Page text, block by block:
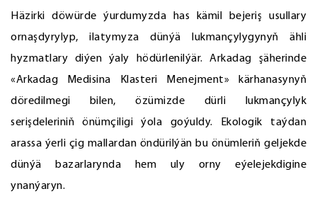
Häzirki döwürde ýurdumyzda has kämil bejeriş usullary
ornaşdyrylyp, ilatymyza dünýä lukmançylygynyň ähli
hyzmatlary diýen ýaly hödürlenilýär. Arkadag şäherinde
«Arkadag Medisina Klasteri Menejment» kärhanasynyň
döredilmegi bilen, özümizde dürli lukmançylyk
serişdeleriniň önümçiligi ýola goýuldy. Ekologik taýdan
arassa ýerli çig mallardan öndürilýän bu önümleriň geljekde
dünýä bazarlarynda hem uly orny eýelejekdigine
ynanýaryn.